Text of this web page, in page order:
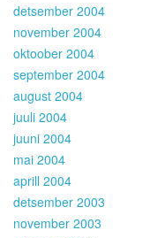
detsember 2004
november 2004
oktoober 2004
september 2004
august 2004
juuli 2004
juuni 2004
mai 2004
aprill 2004
detsember 2003
november 2003